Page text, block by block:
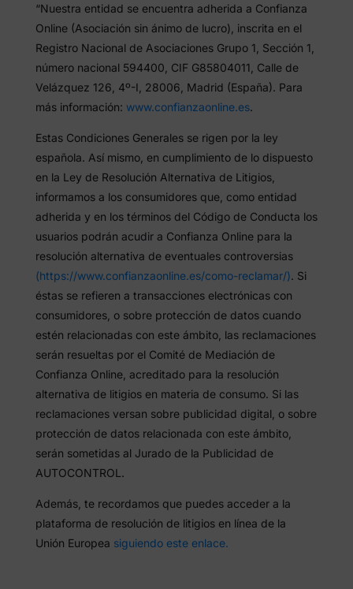
“Nuestra entidad se encuentra adherida a Confianza
Online (Asociación sin ánimo de lucro), inscrita en el
Registro Nacional de Asociaciones Grupo 1, Sección 1,
número nacional 594400, CIF G85804011, Calle de
Velázquez 126, 4º-I, 28006, Madrid (España). Para
más información: www.confianzaonline.es.
Estas Condiciones Generales se rigen por la ley
española. Así mismo, en cumplimiento de lo dispuesto
en la Ley de Resolución Alternativa de Litigios,
informamos a los consumidores que, como entidad
adherida y en los términos del Código de Conducta los
usuarios podrán acudir a Confianza Online para la
resolución alternativa de eventuales controversias
(https://www.confianzaonline.es/como-reclamar/). Si
éstas se refieren a transacciones electrónicas con
consumidores, o sobre protección de datos cuando
estén relacionadas con este ámbito, las reclamaciones
serán resueltas por el Comité de Mediación de
Confianza Online, acreditado para la resolución
alternativa de litigios en materia de consumo. Si las
reclamaciones versan sobre publicidad digital, o sobre
protección de datos relacionada con este ámbito,
serán sometidas al Jurado de la Publicidad de
AUTOCONTROL.
Además, te recordamos que puedes acceder a la
plataforma de resolución de litigios en línea de la
Unión Europea siguiendo este enlace.